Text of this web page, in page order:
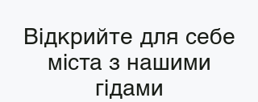
Відкрийте для себе
міста з нашими
гідами